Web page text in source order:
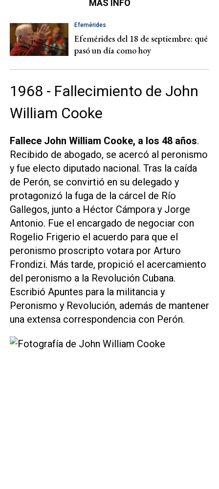
MÁS INFO
Efemérides
Efemérides del 18 de septiembre: qué
pasó un día como hoy
1968 - Fallecimiento de John
William Cooke
Fallece John William Cooke, a los 48 años.
Recibido de abogado, se acercó al peronismo
y fue electo diputado nacional. Tras la caída
de Perón, se convirtió en su delegado y
protagonizó la fuga de la cárcel de Río
Gallegos, junto a Héctor Cámpora y Jorge
Antonio. Fue el encargado de negociar con
Rogelio Frigerio el acuerdo para que el
peronismo proscripto votara por Arturo
Frondizi. Más tarde, propició el acercamiento
del peronismo a la Revolución Cubana.
Escribió Apuntes para la militancia y
Peronismo y Revolución, además de mantener
una extensa correspondencia con Perón.